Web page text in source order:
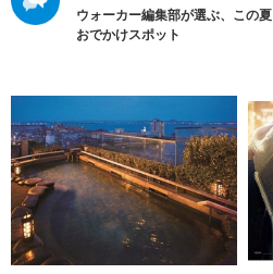
ウォーカー編集部が選ぶ、この
おでかけスポット